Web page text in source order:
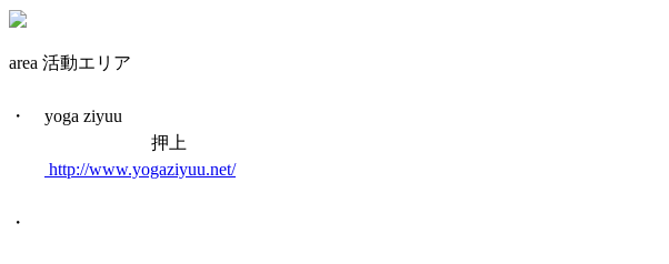
area 活動エリア
・ yoga ziyuu
押上
http://www.yogaziyuu.net/
・